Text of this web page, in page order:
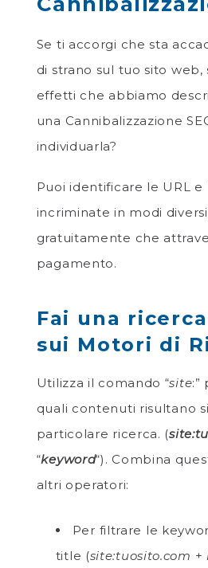
Se ti accorgi che sta
di strano sul tuo sito
effetti che abbiamo
una Cannibalizzazione
individuarla?
Puoi identificare le URL e
incriminate in modi
gratuitamente che
pagamento.
Fai una
sui Motori di
Utilizza il comando “site:”
quali contenuti risultano
particolare ricerca. (
“keyword“). Combina
altri operatori:
Per filtrare le
title (site:tuosito.com +